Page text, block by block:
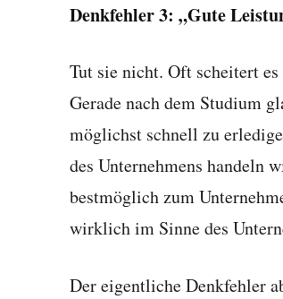
Denkfehler 3: „Gute
Tut sie nicht. Oft scheitert
Gerade nach dem Studium
möglichst schnell zu
des Unternehmens handeln
bestmöglich zum
wirklich im Sinne des
Der eigentliche Denkfehler